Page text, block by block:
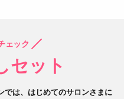
ェック
セット
では、はじめてのサロンさまに